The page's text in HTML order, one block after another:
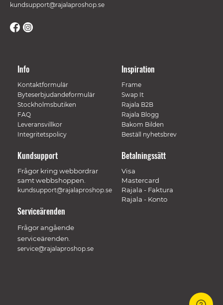
kundsupport@rajalaproshop.se
Info
Kontaktformulär
Byteserbjudandeformulär
Stockholmsbutiken
FAQ
Leveransvillkor
Integritetspolicy
Inspiration
Frame
Swap It
Rajala B2B
Rajala Blogg
Bakom Bilden
Beställ nyhetsbrev
Betalningssätt
Visa
Mastercard
Rajala - Faktura
Rajala - Konto
Kundsupport
Frågor kring webbordrar
samt webbshoppen.
kundsupport@rajalaproshop.se
Serviceärenden
Frågor angående
serviceärenden.
service@rajalaproshop.se